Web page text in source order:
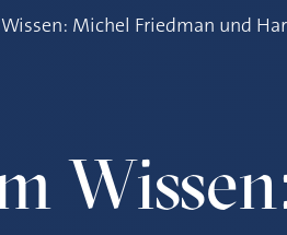
Michel Friedman und